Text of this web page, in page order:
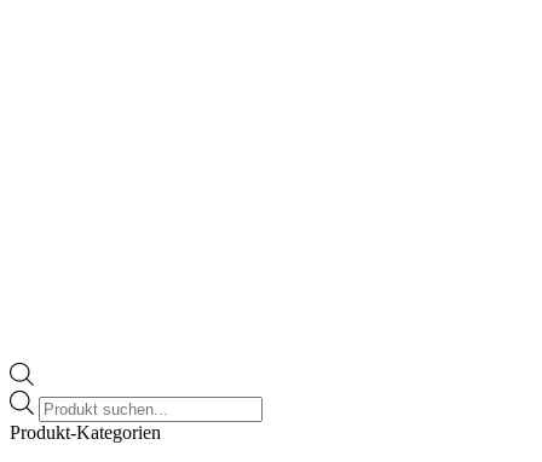
Products
search
Produkt-Kategorien